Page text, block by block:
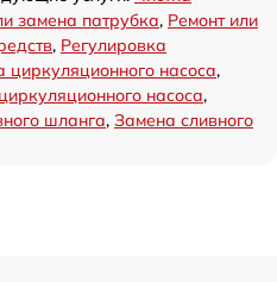
замена патрубка, Ремонт или
, Регулировка
циркуляционного насоса,
насоса,
шланга, Замена сливного